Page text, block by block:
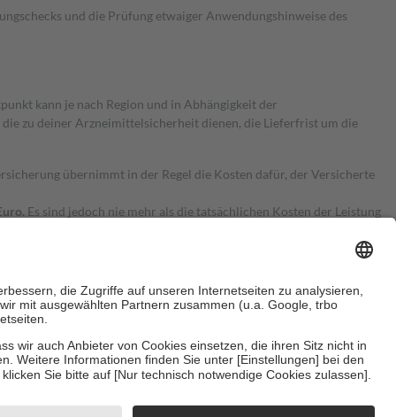
und die Prüfung etwaiger Anwendungshinweise des
kann je nach Region und in Abhängigkeit der
zu deiner Arzneimittelsicherheit dienen, die Lieferfrist um die
übernimmt in der Regel die Kosten dafür, der Versicherte
Es sind jedoch nie mehr als die tatsächlichen Kosten der Leistung
Zuzahlungen an bei: